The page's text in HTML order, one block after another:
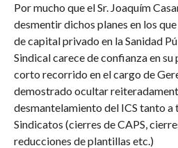
Por mucho que el Sr. Joaquím
desmentir dichos planes en los
de capital privado en la Sanidad
Sindical carece de confianza en su
corto recorrido en el cargo de
demostrado ocultar
desmantelamiento del ICS tanto
Sindicatos (cierres de CAPS,
reducciones de plantillas etc.)